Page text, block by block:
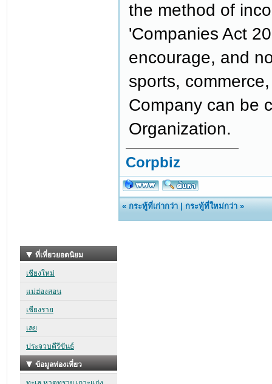
the method of
'Companies Act
encourage, and
sports,
Company can be
Organization.
Corpbiz
«กระทู้ที่เก่ากว่า |กระทู้ที่ใหม่กว่า »